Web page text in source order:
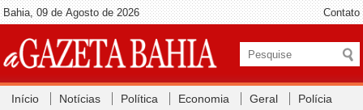
Bahia, 09 de Agosto de 2026 Contato
Início Notícias Política Economia Geral
Polícia